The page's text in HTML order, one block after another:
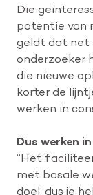
Die
potentie van
geldt dat net
onderzoeker
die nieuwe
korter de
werken in
Dus werken
“Het
met basale
doel, dus je